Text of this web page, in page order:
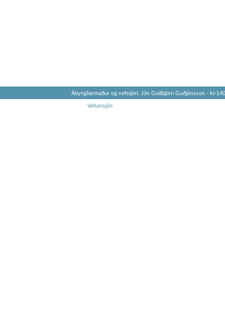
Ábyrgðarmaður og vefstjóri: Jón Guðbjörn Guðjónsson - kt-
Vefumsjón